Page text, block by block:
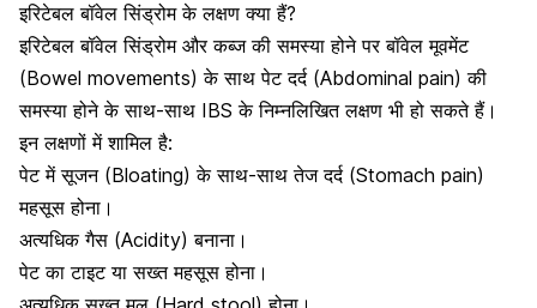
इरिटेबल बॉवेल सिंड्रोम के लक्षण क्या हैं?
इरिटेबल बॉवेल सिंड्रोम और कब्ज की समस्या होने पर बॉवेल मूवमेंट
(Bowel movements) के साथ पेट दर्द (Abdominal pain) की
समस्या होने के साथ-साथ IBS के निम्नलिखित लक्षण भी हो सकते हैं।
इन लक्षणों में शामिल है:
पेट में सूजन (Bloating) के साथ-साथ तेज दर्द (Stomach pain)
महसूस होना।
अत्यधिक गैस (Acidity) बनाना।
पेट का टाइट या सख्त महसूस होना।